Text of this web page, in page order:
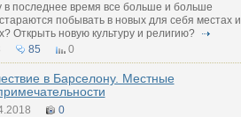
в последнее время все больше и больше
побывать в новых для себя местах и
Открыть новую культуру и религию?
85 0
в Барселону. Местные
0